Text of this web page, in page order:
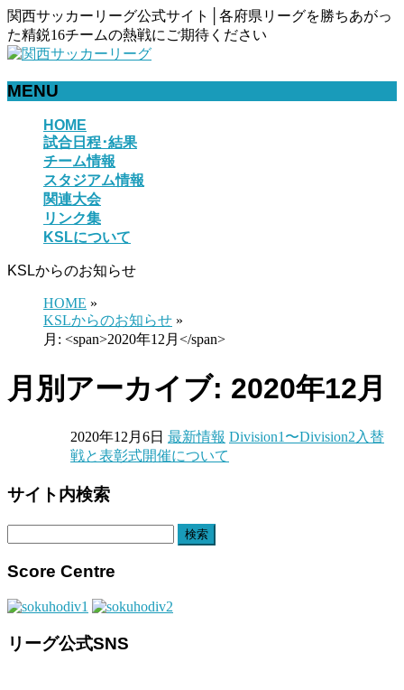
関西サッカーリーグ公式サイト│各府県リーグを勝ちあがっ
た精鋭16チームの熱戦にご期待ください
MENU
HOME
試合日程･結果
チーム情報
スタジアム情報
関連大会
リンク集
KSLについて
KSLからのお知らせ
HOME »
KSLからのお知らせ »
月: <span>2020年12月</span>
月別アーカイブ: 2020年12月
2020年12月6日 最新情報 Division1〜Division2入替
戦と表彰式開催について
サイト内検索
Score Centre
リーグ公式SNS